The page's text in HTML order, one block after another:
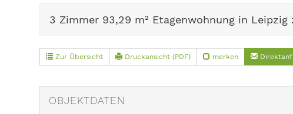
3 Zimmer 93,29 m² Etagenwohnung in
Zur Übersicht Druckansicht (PDF) merken
OBJEKTDATEN